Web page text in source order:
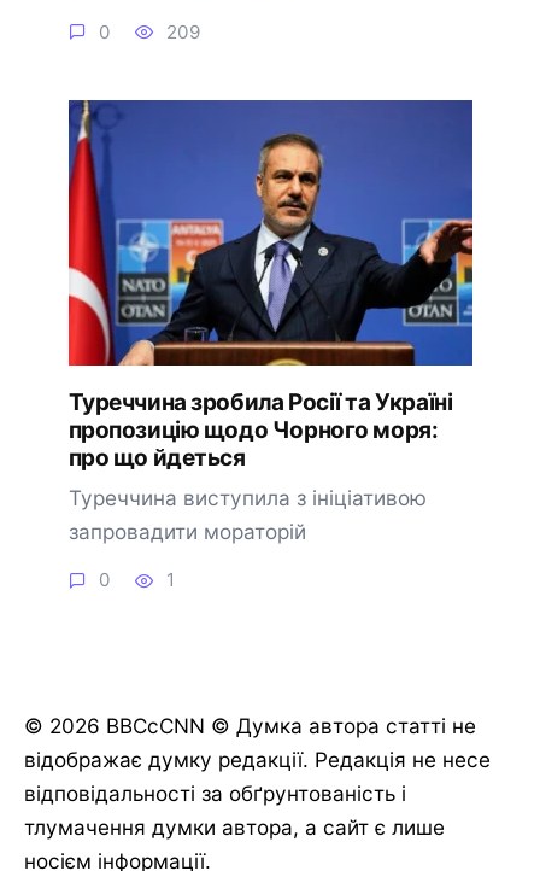
0 209
Туреччина зробила Росії та Україні
пропозицію щодо Чорного моря:
про що йдеться
Туреччина виступила з ініціативою
запровадити мораторій
0 1
© 2026 BBCcCNN © Думка автора статті не
відображає думку редакції. Редакція не несе
відповідальності за обґрунтованість і
тлумачення думки автора, а сайт є лише
носієм інформації.